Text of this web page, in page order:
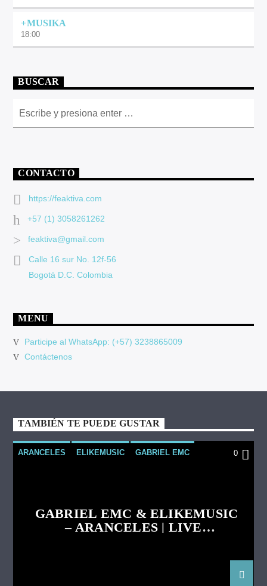
+MUSIKA
18:00
BUSCAR
CONTACTO
https://feaktiva.com
+57 (1) 3058261262
feaktiva@gmail.com
Calle 16 sur No. 12f-56
Bogotá D.C. Colombia
MENU
Participe al WhatsApp: (+57) 3238865009
Contáctenos
TAMBIÉN TE PUEDE GUSTAR
ARANCELES ELIKEMUSIC GABRIEL EMC 0
GABRIEL EMC & ELIKEMUSIC
– ARANCELES | LIVE